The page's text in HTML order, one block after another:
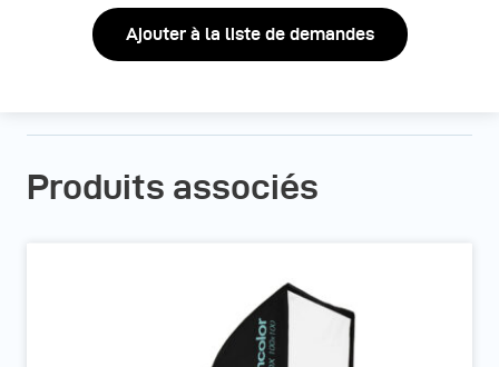
Ajouter à la liste de demandes
Produits associés